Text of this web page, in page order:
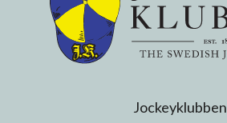
Jockeyklubben